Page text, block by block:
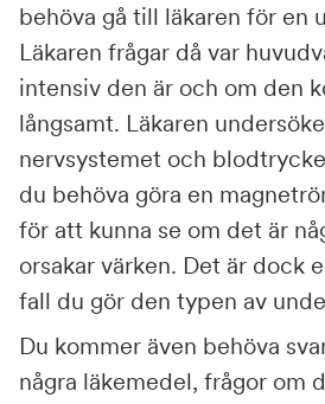
behöva gå till läkaren för en
Läkaren frågar då var
intensiv den är och om den
långsamt. Läkaren
nervsystemet och
du behöva göra en
för att kunna se om det är
orsakar värken. Det är dock
fall du gör den typen av
Du kommer även behöva
några läkemedel, frågor om